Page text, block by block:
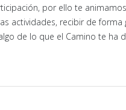
por ello te
actividades, recibir de forma
de lo que el Camino te